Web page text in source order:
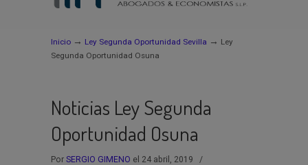
Inicio → Ley Segunda Oportunidad Sevilla → Ley
Segunda Oportunidad Osuna
Noticias Ley Segunda
Oportunidad Osuna
Por SERGIO GIMENO el 24 abril, 2019
/